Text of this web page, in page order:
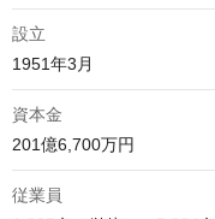
設立
1951年3月
資本金
201億6,700万円
従業員